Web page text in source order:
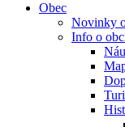
Obec
Novinky
Info o